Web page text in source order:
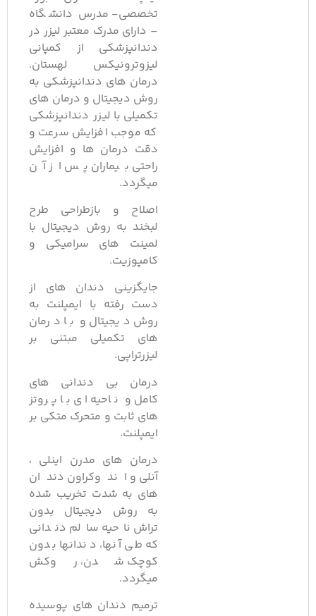
تخصصی- مدرس دانشگاه
– دارای مدرک معتبر لیزر در
دندانپزشکی از کمپانی
لیزوترونیکس لهستان.
درمان های دندانپزشکی به
روش دیجیتال و درمان های
تکمیلی با لیزر دندانپزشکی
که موجب افزایش سرعت و
دقت درمان ها و افزایش
راحتی بیماران پس از آن
میگردد.
اصلاح و بازطراحی طرح
لبخند به روش دیجیتال با
لمینت های سرامیکی و
کامپوزیت.
جایگزینی دندان های از
دست رفته با ایمپلنت به
روش دیجیتال و با درمان
های تکمیلی مبتنی بر
لیزرتراپی.
درمان بی دندانی های
کامل و ناحیه ای با پروتز
های ثابت و متحرک متکی بر
ایمپلنت.
درمان های مدرن اینلی ،
آنلی و اندوکراون دندان
های به شدت تخریب شده
به روش دیجیتال بدون
تراش ناحیه سالم دندانی
که طی آنها، دندانها بدون
کوچک شدن، روکش
میگردد.
ترمیم دندان های پوسیده